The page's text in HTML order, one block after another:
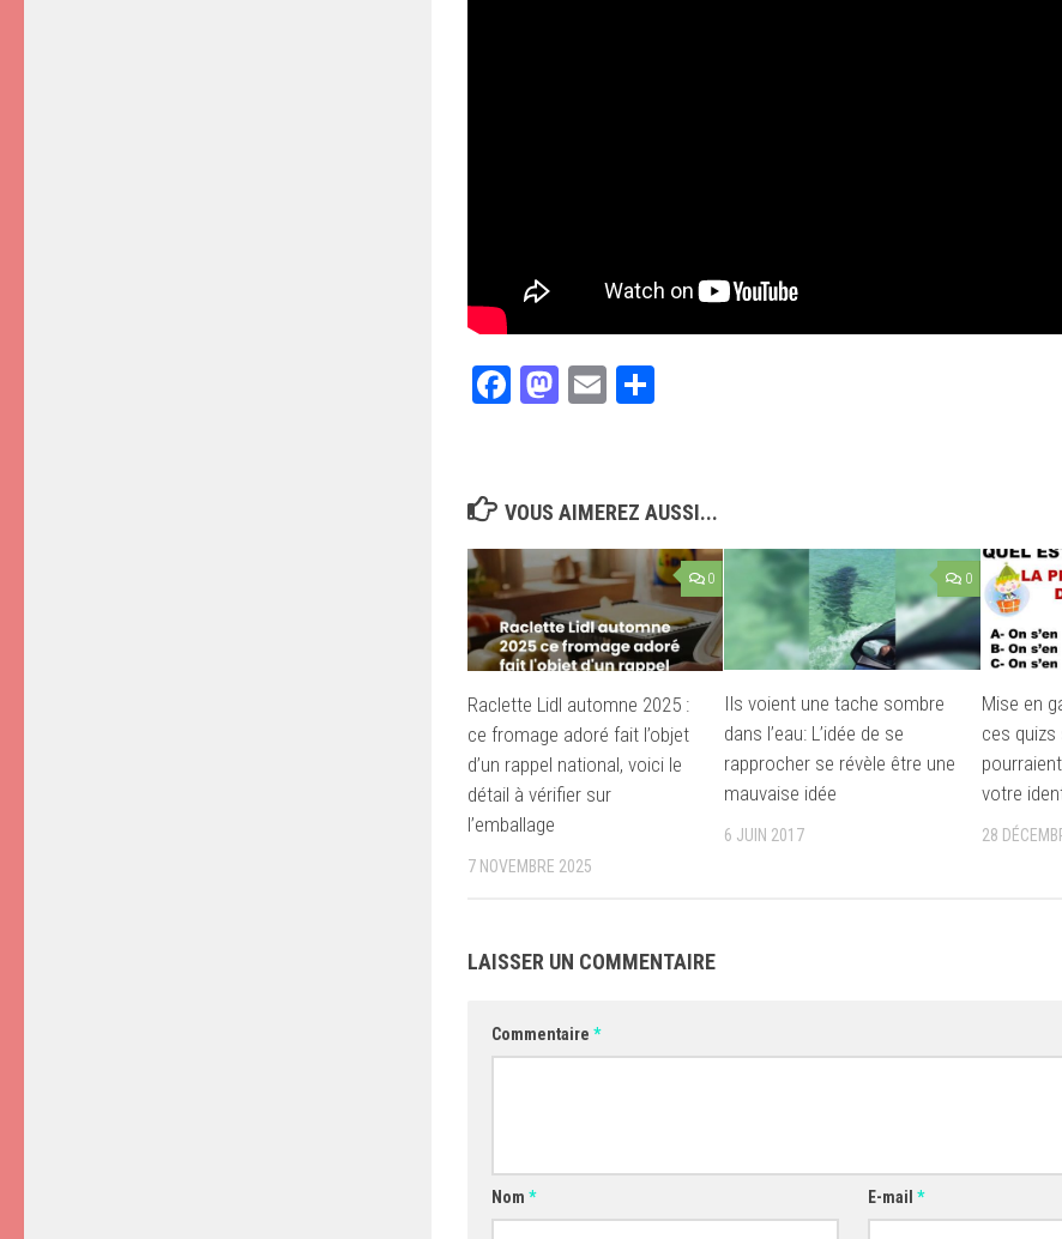
Facebook
Mastodon
Email
VOUS AIMEREZ AUSSI...
0
Raclette Lidl automne 2025 :
ce fromage adoré fait l’objet
d’un rappel national, voici le
détail à vérifier sur
l’emballage
7 NOVEMBRE 2025
0
Ils voient une tache sombre
dans l’eau: L’idée de se
rapprocher se révèle être une
mauvaise idée
6 JUIN 2017
Mise en
ces quizs
votre
28
LAISSER UN COMMENTAIRE
Commentaire *
Nom * E-mail*